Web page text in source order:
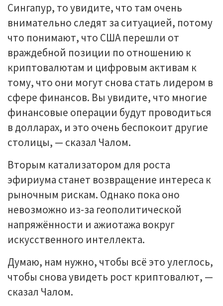
Сингапур, то увидите, что там очень
внимательно следят за ситуацией, потому
что понимают, что США перешли от
враждебной позиции по отношению к
криптовалютам и цифровым активам к
тому, что они могут снова стать лидером в
сфере финансов. Вы увидите, что многие
финансовые операции будут проводиться
в долларах, и это очень беспокоит другие
столицы, — сказал Чалом.
Вторым катализатором для роста
эфириума станет возвращение интереса к
рыночным рискам. Однако пока оно
невозможно из-за геополитической
напряжённости и ажиотажа вокруг
искусственного интеллекта.
Думаю, нам нужно, чтобы всё это улеглось,
чтобы снова увидеть рост криптовалют, —
сказал Чалом.